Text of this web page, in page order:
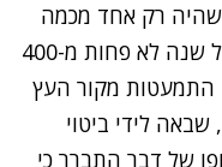
רק אחד מכמה
אתרים שפעלו בו-זמנית, נדרשו בכל שנה לא פחות מ-400
רותם. עם התמעטות מקור העץ
לידי ביטוי
של דבר התברר כי